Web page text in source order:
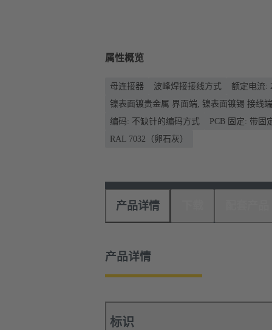
属性概览
母连接器 波峰焊接接线方式
额定电流:
镍表面镀贵金属 界面端, 镍表面镀锡 接线端
编码: 不缺针的编码方式
PCB 固定: 带固
RAL 7032（卵石灰）
产品详情
产品详情
标识